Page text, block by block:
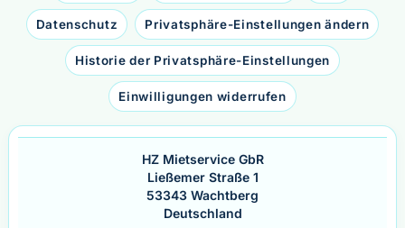
Datenschutz Privatsphäre-Einstellungen ändern
Historie der Privatsphäre-Einstellungen
Einwilligungen widerrufen
HZ Mietservice GbR
Ließemer Straße 1
53343 Wachtberg
Deutschland